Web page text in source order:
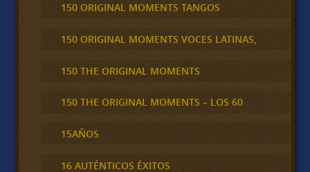
150 ORIGINAL MOMENTS TANGOS
150 ORIGINAL MOMENTS VOCES LATINAS,
150 THE ORIGINAL MOMENTS
150 THE ORIGINAL MOMENTS – LOS 60
15AÑOS
16 AUTÉNTICOS ÉXITOS